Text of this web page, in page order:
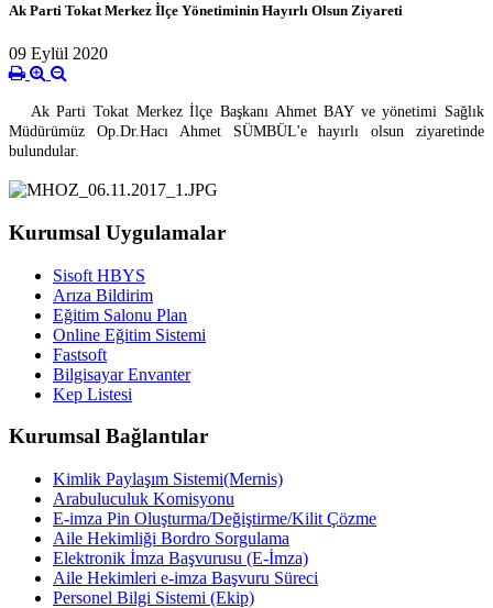
Ak Parti Tokat Merkez İlçe Yönetiminin Hayırlı Olsun Ziyareti
09 Eylül 2020
Ak Parti Tokat Merkez İlçe Başkanı Ahmet BAY ve yönetimi Sağlık
Müdürümüz Op.Dr.Hacı Ahmet SÜMBÜL'e hayırlı olsun ziyaretinde
bulundular.
Kurumsal Uygulamalar
Sisoft HBYS
Arıza Bildirim
Eğitim Salonu Plan
Online Eğitim Sistemi
Fastsoft
Bilgisayar Envanter
Kep Listesi
Kurumsal Bağlantılar
Kimlik Paylaşım Sistemi(Mernis)
Arabuluculuk Komisyonu
E-imza Pin Oluşturma/Değiştirme/Kilit Çözme
Aile Hekimliği Bordro Sorgulama
Elektronik İmza Başvurusu (E-İmza)
Aile Hekimleri e-imza Başvuru Süreci
Personel Bilgi Sistemi (Ekip)